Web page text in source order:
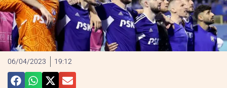
06/04/2023 19:12